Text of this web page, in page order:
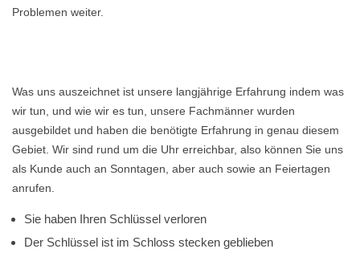
Problemen weiter.
Was uns auszeichnet ist unsere langjährige Erfahrung indem was
wir tun, und wie wir es tun, unsere Fachmänner wurden
ausgebildet und haben die benötigte Erfahrung in genau diesem
Gebiet. Wir sind rund um die Uhr erreichbar, also können Sie uns
als Kunde auch an Sonntagen, aber auch sowie an Feiertagen
anrufen.
Sie haben Ihren Schlüssel verloren
Der Schlüssel ist im Schloss stecken geblieben